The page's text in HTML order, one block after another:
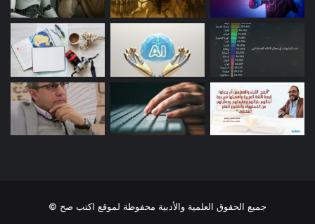
جميع الحقوق العلمية والأدبية محفوظة لموقع اكتب صح ©